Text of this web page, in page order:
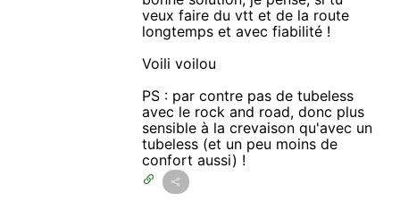
veux faire du vtt et de la route
longtemps et avec fiabilité !
Voili voilou
PS : par contre pas de tubeless
avec le rock and road, donc plus
sensible à la crevaison qu'avec un
tubeless (et un peu moins de
confort aussi) !